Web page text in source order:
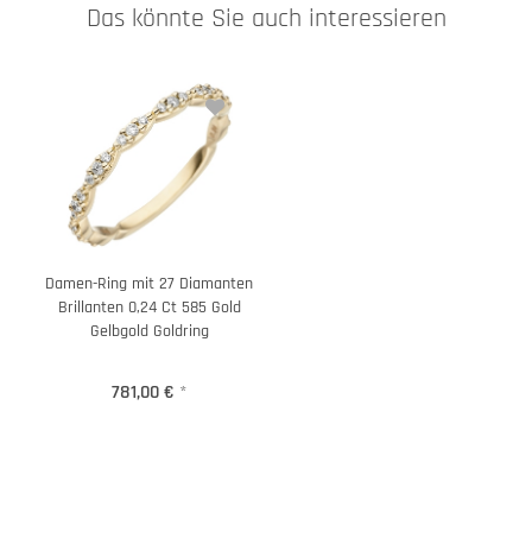
Das könnte Sie auch interessieren
Damen-Ring mit 27 Diamanten
Brillanten 0,24 Ct 585 Gold
Gelbgold Goldring
781,00 € *